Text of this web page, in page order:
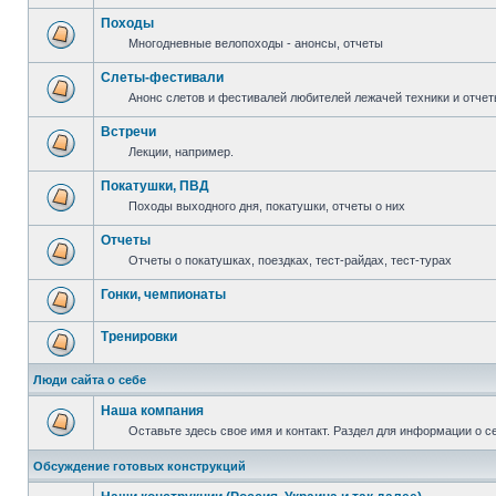
Походы
Многодневные велопоходы - анонсы, отчеты
Слеты-фестивали
Анонс слетов и фестивалей любителей лежачей техники и
Встречи
Лекции, например.
Покатушки, ПВД
Походы выходного дня, покатушки, отчеты о них
Отчеты
Отчеты о покатушках, поездках, тест-райдах, тест-турах
Гонки, чемпионаты
Тренировки
Люди сайта о себе
Наша компания
Оставьте здесь свое имя и контакт. Раздел для информации о
Обсуждение готовых конструкций